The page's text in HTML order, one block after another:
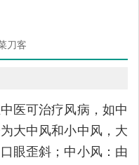
刀客
医可治疗风病，如中
大中风和小中风，大
眼歪斜；中小风：由